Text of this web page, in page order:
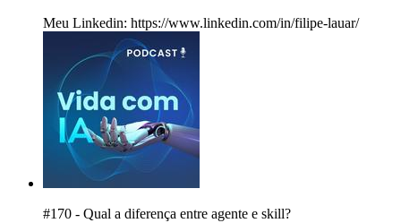
⁠Meu Linkedin: ⁠⁠https://www.linkedin.com/in/filipe-lauar/
#170 - Qual a diferença entre agente e skill?